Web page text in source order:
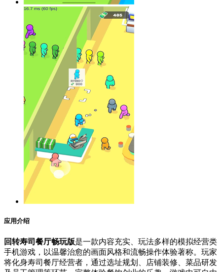
应用介绍
回转寿司餐厅畅玩版是一款内容充实、玩法多样的模拟经营类
手机游戏，以温馨治愈的画面风格和流畅操作体验著称。玩家
将化身寿司餐厅经营者，通过选址规划、店铺装修、菜品研发